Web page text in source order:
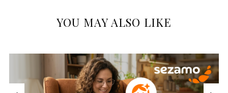
YOU MAY ALSO LIKE